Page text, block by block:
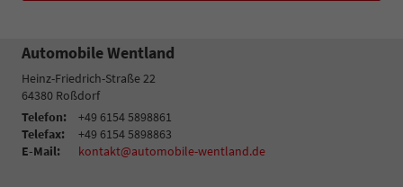
Automobile Wentland
Heinz-Friedrich-Straße 22
64380 Roßdorf
Telefon:
+49 6154 5898861
Telefax:
+49 6154 5898863
E-Mail:
kontakt@automobile-wentland.de